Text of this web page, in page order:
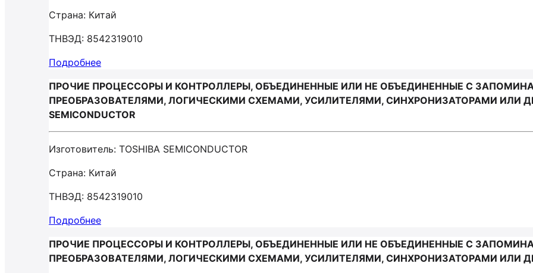
Страна: Китай
ТНВЭД: 8542319010
Подробнее
ПРОЧИЕ ПРОЦЕССОРЫ И КОНТРОЛЛЕРЫ, ОБЪЕДИНЕННЫЕ ИЛИ НЕ ОБЪЕДИНЕННЫЕ С
ПРЕОБРАЗОВАТЕЛЯМИ, ЛОГИЧЕСКИМИ СХЕМАМИ, УСИЛИТЕЛЯМИ, СИНХРОНИЗАТОРАМИ ИЛИ
SEMICONDUCTOR
Изготовитель: TOSHIBA SEMICONDUCTOR
Страна: Китай
ТНВЭД: 8542319010
Подробнее
ПРОЧИЕ ПРОЦЕССОРЫ И КОНТРОЛЛЕРЫ, ОБЪЕДИНЕННЫЕ ИЛИ НЕ ОБЪЕДИНЕННЫЕ С
ПРЕОБРАЗОВАТЕЛЯМИ, ЛОГИЧЕСКИМИ СХЕМАМИ, УСИЛИТЕЛЯМИ, СИНХРОНИЗАТОРАМИ ИЛИ